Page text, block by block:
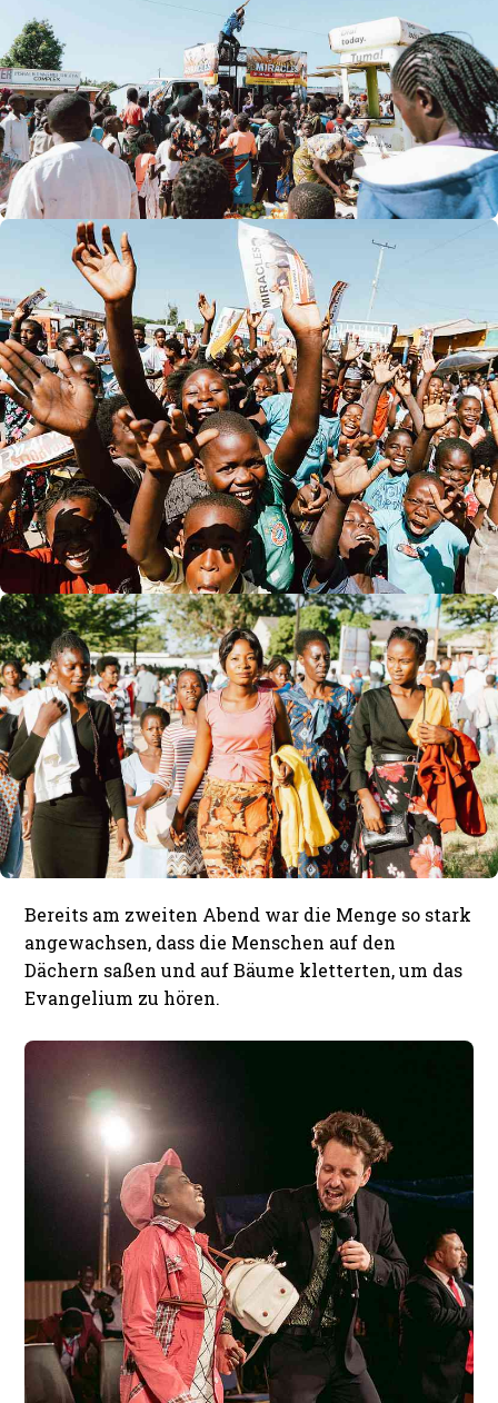
Bereits am zweiten Abend war die Menge so stark
angewachsen, dass die Menschen auf den
Dächern saßen und auf Bäume kletterten, um das
Evangelium zu hören.